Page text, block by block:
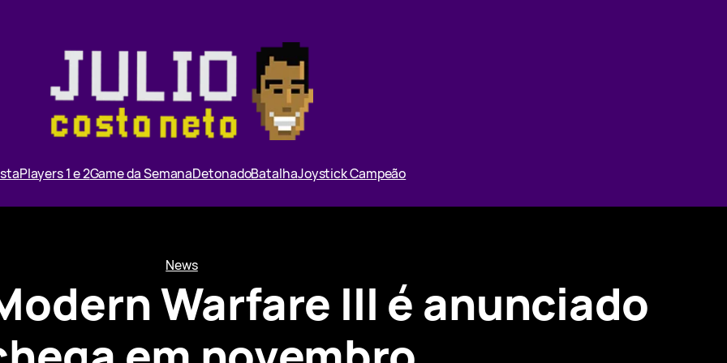
Players 1 e 2Game da SemanaDetonadoBatalhaJoystick Campeão
News
Warfare III é anunciado